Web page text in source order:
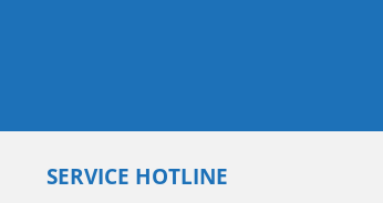
SERVICE HOTLINE